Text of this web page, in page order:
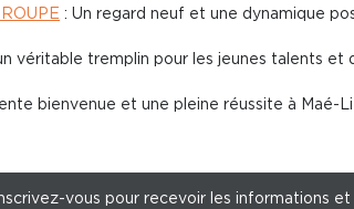
: Un regard neuf et une dynamique
véritable tremplin pour les jeunes talents
bienvenue et une pleine réussite à Maé-
vous pour recevoir les informations